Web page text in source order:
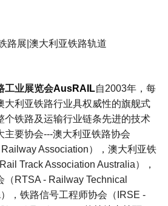
路展|澳大利亚铁路轨道
工业展览会AusRAIL自2003年，每
大利亚铁路行业具权威性的旗舰式
个铁路及运输行业链条先进的技术
主要协会---澳大利亚铁路协会
Railway Association），澳大利亚铁
Track Association Australia），
RTSA - Railway Technical
，铁路信号工程师协会（IRSE -